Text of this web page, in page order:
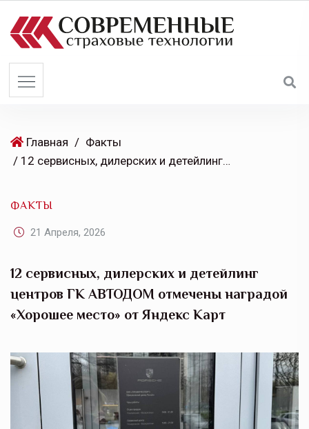
Главная / Факты
/ 12 сервисных, дилерских и детейлинг центров ГК АВТОДОМ отмечены наградой «Хорошее место» от Яндекс Карт
ФАКТЫ
21 Апреля, 2026
12 сервисных, дилерских и детейлинг
центров ГК АВТОДОМ отмечены наградой
«Хорошее место» от Яндекс Карт